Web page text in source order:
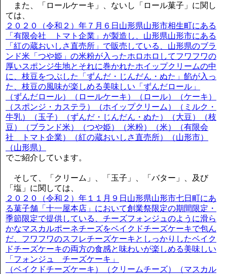
また、「ロールケーキ」、ないし「ロール菓子」に関し
ては、
２０２０（令和２）年７月６日山形県山形市相生町にある
「有限会社 トマト企業」が製造し、山形県山形市にある
「紅の蔵おいしさ直売所」で販売している、山形県のブラ
ンド米「つや姫」の米粉が入ったホロホロしてフワフワの
厚いスポンジ生地とそれに巻かれたホイップクリームの中
に、枝豆をつぶした「ずんだ・じんだん・ぬた」餡が入っ
た、枝豆の風味が楽しめる美味しい「ずんだロール」
（ずんだロール）（ロールケーキ）（ロール）（ケーキ）
（スポンジ・カステラ）（ホイップクリーム）（ミルク・
牛乳）（玉子）（ずんだ・じんだん・ぬた）（大豆）（枝
豆）（ブランド米）（つや姫）（米粉）（米）（有限会
社 トマト企業）（紅の蔵おいしさ直売所）（山形市）
（山形県）
でご紹介しています。
そして、「クリーム」、「玉子」、「バター」、及び
「塩」に関しては、
２０２０（令和２）年１１月９日山形県山形市七日町にあ
る菓子舗「十一屋本店」において創業祭限定の期間限定・
季節限定で提供している、チーズフォンジュのように滑ら
かなマスカルポーネチーズをベイクドチーズケーキで包ん
だ、フワフワのスフレチーズケーキとしっかりしたベイク
ドチーズケーキの両方の食感と味わいが楽しめる美味しい
「フォンジュ チーズケーキ」
（ベイクドチーズケーキ）（クリームチーズ）（マスカル